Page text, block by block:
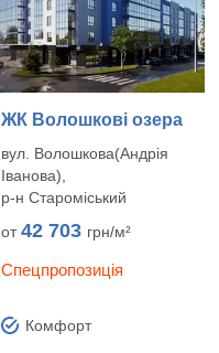
ЖК Волошкові озера
вул. Волошкова(Андрія
Іванова),
р‑н Староміський
от42 703 грн/м²
Спецпропозиція
Комфорт